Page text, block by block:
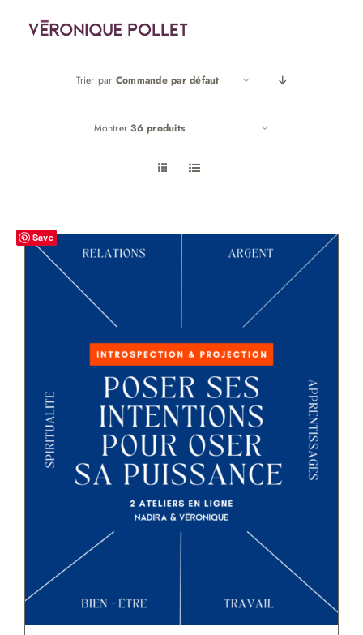
Trier par Commande par défaut
Montrer36 produits
Save